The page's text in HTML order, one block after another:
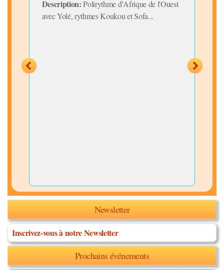
Description:Polirythme d'Afrique de l'Ouest
avec Yolé, rythmes Koukou et Sofa...
Newsletter
Inscrivez-vous à notre Newsletter
Prochains événements